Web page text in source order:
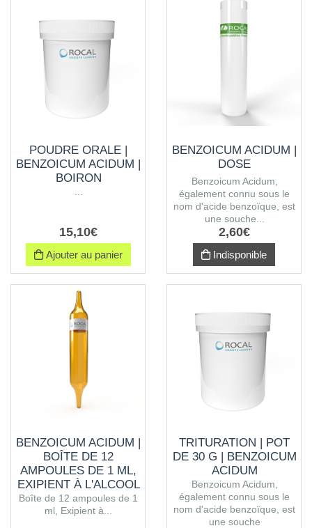
POUDRE ORALE |
BENZOICUM ACIDUM |
BOIRON
15,10€
Ajouter au panier
BENZOICUM ACIDUM |
DOSE
Benzoicum Acidum,
également connu sous le
nom d'acide benzoïque, est
une souche...
2,60€
Indisponible
BENZOICUM ACIDUM |
BOÎTE DE 12
AMPOULES DE 1 ML,
EXIPIENT À L'ALCOOL
Boîte de 12 ampoules de 1
ml, Exipient à...
TRITURATION | POT
DE 30 G | BENZOICUM
ACIDUM
Benzoicum Acidum,
également connu sous le
nom d'acide benzoïque, est
une souche